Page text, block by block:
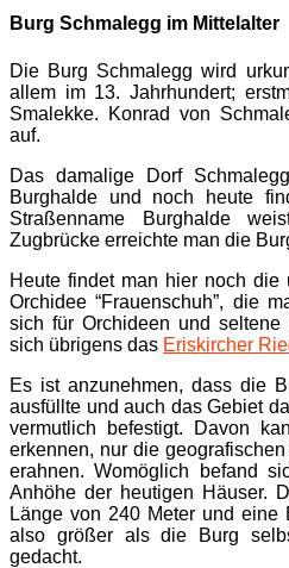
Burg Schmalegg im Mittelalter
Die Burg Schmalegg wird
allem im 13. Jahrhundert;
Smalekke. Konrad von
auf.
Das damalige Dorf
Burghalde und noch heute
Straßenname Burghalde
Zugbrücke erreichte man die
Heute findet man hier noch die
Orchidee “Frauenschuh”, die
sich für Orchideen und seltene
sich übrigens das Eriskircher
Es ist anzunehmen, dass die
ausfüllte und auch das Gebiet
vermutlich befestigt. Davon
erkennen, nur die
erahnen. Womöglich befand
Anhöhe der heutigen Häuser.
Länge von 240 Meter und
also größer als die Burg
gedacht.